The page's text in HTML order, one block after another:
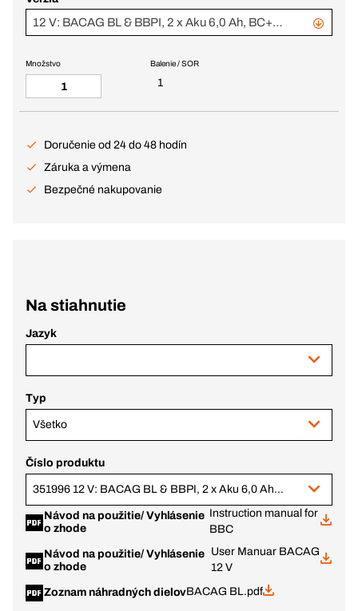
12 V: BACAG BL & BBPI, 2 x Aku 6,0 Ah, BC+ v.1 (343774 + 343783)
Balenie / SOR
1
Množstvo
Doručenie od 24 do 48 hodín
Záruka a výmena
Bezpečné nakupovanie
Na stiahnutie
Jazyk
Typ
Všetko
Číslo produktu
351996 12 V: BACAG BL & BBPI, 2 x Aku 6,0 Ah, BC+ v.1 (343774 + 343783)
Návod na použitie/ Vyhlásenie
o zhode
Instruction manual for
BBC
Návod na použitie/ Vyhlásenie
o zhode
User Manuar BACAG
12 V
Zoznam náhradných dielovBACAG BL.pdf